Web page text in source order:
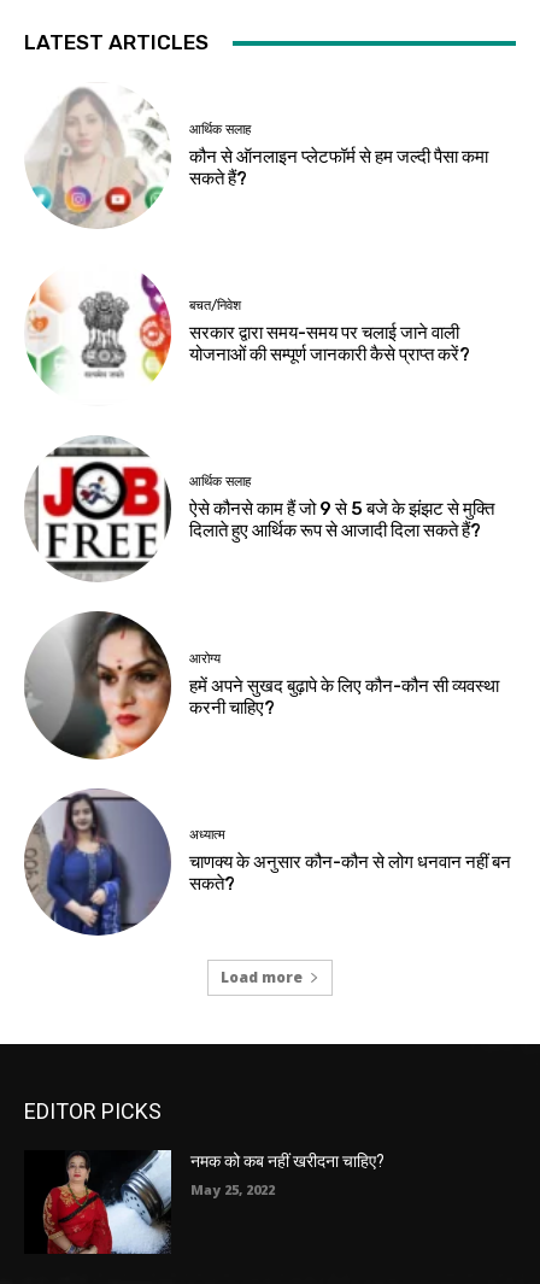
LATEST ARTICLES
आर्थिक सलाह
कौन से ऑनलाइन प्लेटफॉर्म से हम जल्दी पैसा कमा
सकते हैं?
बचत/निवेश
सरकार द्वारा समय-समय पर चलाई जाने वाली
योजनाओं की सम्पूर्ण जानकारी कैसे प्राप्त करें?
आर्थिक सलाह
ऐसे कौनसे काम हैं जो 9 से 5 बजे के झंझट से मुक्ति
दिलाते हुए आर्थिक रूप से आजादी दिला सकते हैं?
आरोग्य
हमें अपने सुखद बुढ़ापे के लिए कौन-कौन सी व्यवस्था
करनी चाहिए?
अध्यात्म
चाणक्य के अनुसार कौन-कौन से लोग धनवान नहीं बन
सकते?
Load more
EDITOR PICKS
नमक को कब नहीं खरीदना चाहिए?
May 25, 2022